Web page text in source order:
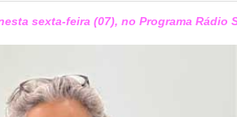
sexta-feira (07), no Programa